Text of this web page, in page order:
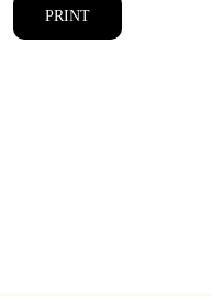
PRINT